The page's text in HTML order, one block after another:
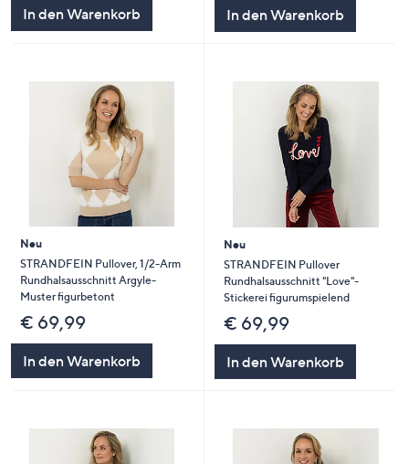
In den Warenkorb In den Warenkorb
Neu
STRANDFEIN Pullover, 1/2-Arm
Rundhalsausschnitt Argyle-
Muster figurbetont
€ 69,99
In den Warenkorb
Neu
STRANDFEIN Pullover
Rundhalsausschnitt "Love"-
Stickerei figurumspielend
€ 69,99
In den Warenkorb